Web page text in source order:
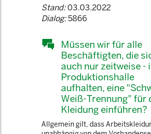
Stand:03.03.2022
Dialog:5866
Müssen wir für alle
Beschäftigten, die
auch nur zeitweise -
Produktionshalle
aufhalten, eine
Weiß-Trennung" für
Kleidung einführen?
Allgemein gilt, dass